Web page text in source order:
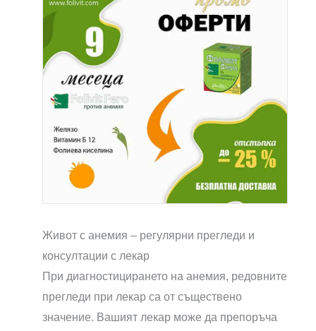
Живот с анемия – регулярни прегледи и
консултации с лекар
При диагностицирането на анемия, редовните
прегледи при лекар са от съществено
значение. Вашият лекар може да препоръча